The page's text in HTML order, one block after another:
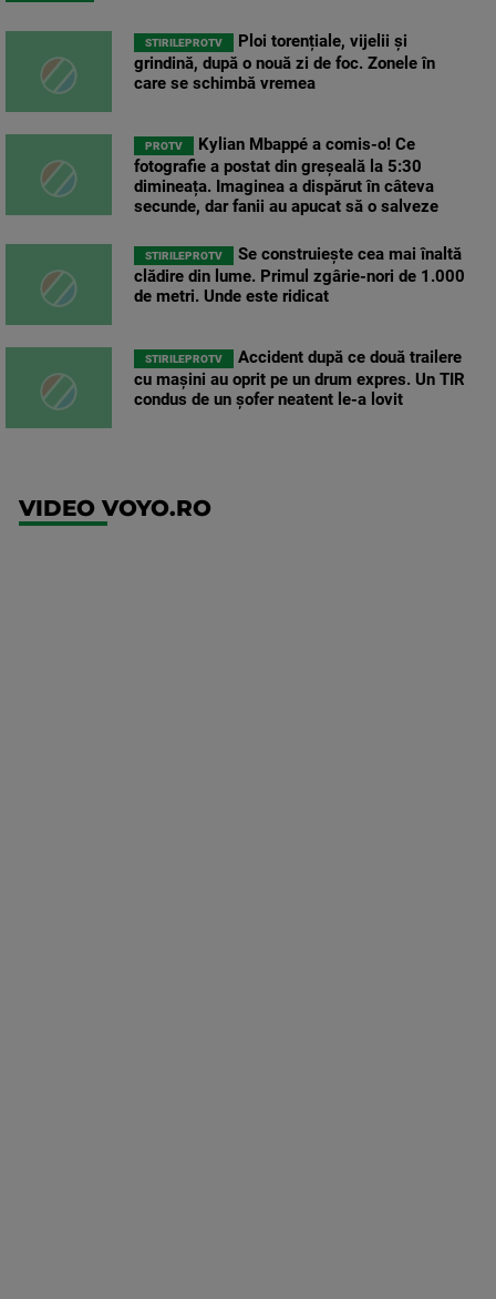
STIRILEPROTV
Ploi torențiale, vijelii și
grindină, după o nouă zi de foc. Zonele în
care se schimbă vremea
PROTV
Kylian Mbappé a comis-o! Ce
fotografie a postat din greșeală la 5:30
dimineața. Imaginea a dispărut în câteva
secunde, dar fanii au apucat să o salveze
STIRILEPROTV
Se construiește cea mai înaltă
clădire din lume. Primul zgârie-nori de 1.000
de metri. Unde este ridicat
STIRILEPROTV
Accident după ce două trailere
cu mașini au oprit pe un drum expres. Un TIR
condus de un șofer neatent le-a lovit
VIDEO VOYO.RO